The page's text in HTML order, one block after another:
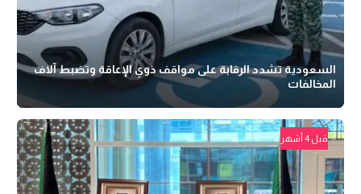
السعودية تشدد الرقابة على مواقف ذوي الإعاقة وتضبط آلاف
المخالفات
قبل 4 أشهر